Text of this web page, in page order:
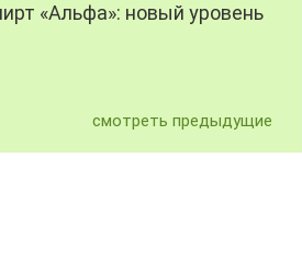
«Альфа»: новый уровень
смотреть предыдущие